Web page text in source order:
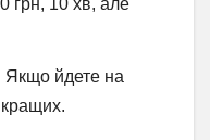
грн, 10 хв, але
Якщо йдете на